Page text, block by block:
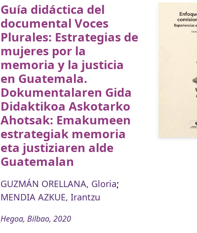
Guía didáctica del
documental Voces
Plurales: Estrategias de
mujeres por la
memoria y la justicia
en Guatemala.
Dokumentalaren Gida
Didaktikoa Askotarko
Ahotsak: Emakumeen
estrategiak memoria
eta justiziaren alde
Guatemalan
GUZMÁN ORELLANA, Gloria;
MENDIA AZKUE, Irantzu
Hegoa, Bilbao, 2020